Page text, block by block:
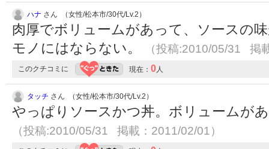
ハナ さん （女性/松本市/30代/Lv.2）
肉厚でボリュームがあって、ソースの
モノにはならない。
（投稿:2010/05/31 掲
このクチコミに 現在： 0人
タッチ さん （女性/松本市/30代/Lv.2）
やっぱりソースかつ丼。ボリュームが
（投稿:2010/05/31 掲載：2011/02/01）